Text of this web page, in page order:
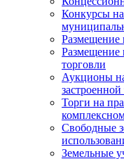
Конкурсы
Размещение
Размещение
торговли
Аукционы
Торги на
Свободные
Земельные